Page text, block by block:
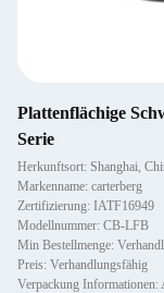
Plattenflächige
Serie
Herkunftsort: Shanghai,
Markenname: carterberg
Zertifizierung: IATF16949
Modellnummer: CB-LFB
Min Bestellmenge:
Preis: Verhandlungsfähig
Verpackung Informationen: